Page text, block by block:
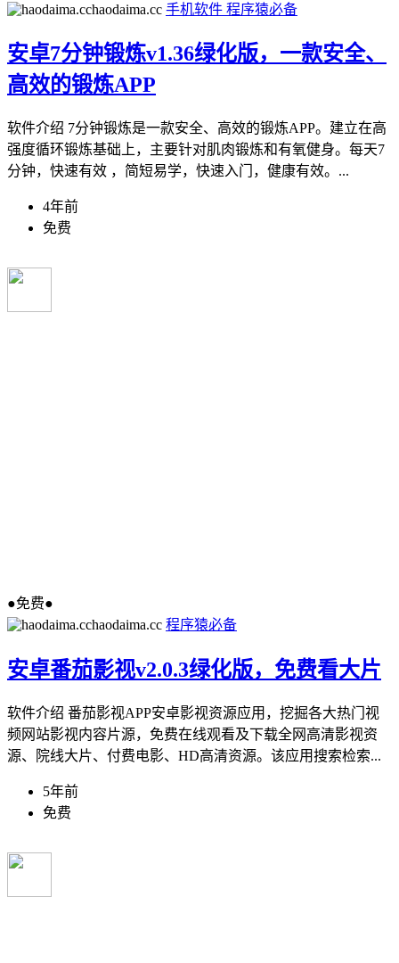
haodaima.cc 手机软件 程序猿必备
安卓7分钟锻炼v1.36绿化版，一款安全、
高效的锻炼APP
软件介绍 7分钟锻炼是一款安全、高效的锻炼APP。建立在高
强度循环锻炼基础上，主要针对肌肉锻炼和有氧健身。每天7
分钟，快速有效 ，简短易学，快速入门，健康有效。...
4年前
免费
●免费●
haodaima.cc 程序猿必备
安卓番茄影视v2.0.3绿化版，免费看大片
软件介绍 番茄影视APP安卓影视资源应用，挖掘各大热门视
频网站影视内容片源，免费在线观看及下载全网高清影视资
源、院线大片、付费电影、HD高清资源。该应用搜索检索...
5年前
免费